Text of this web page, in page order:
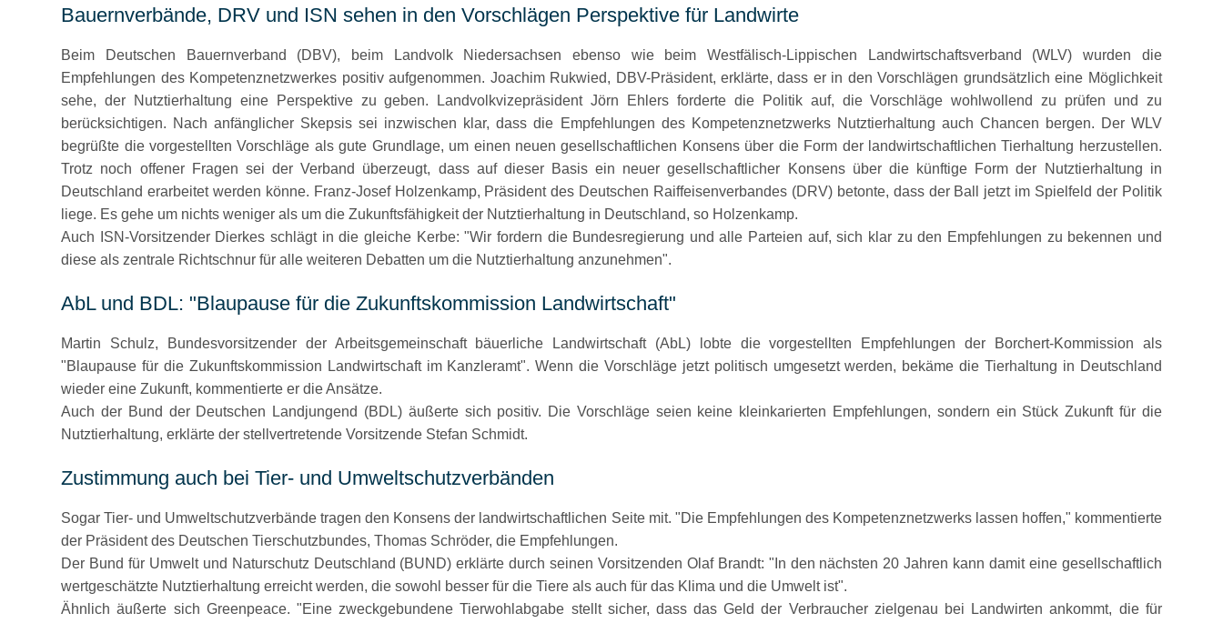
Bauernverbände, DRV und ISN sehen in den Vorschlägen Perspektive für Landwirte
Beim Deutschen Bauernverband (DBV), beim Landvolk Niedersachsen ebenso wie beim Westfälisch-Lippischen Landwirtschaftsverband (WLV) wurden die
Empfehlungen des Kompetenznetzwerkes positiv aufgenommen. Joachim Rukwied, DBV-Präsident, erklärte, dass er in den Vorschlägen grundsätzlich eine Möglichkeit
sehe, der Nutztierhaltung eine Perspektive zu geben. Landvolkvizepräsident Jörn Ehlers forderte die Politik auf, die Vorschläge wohlwollend zu prüfen und zu
berücksichtigen. Nach anfänglicher Skepsis sei inzwischen klar, dass die Empfehlungen des Kompetenznetzwerks Nutztierhaltung auch Chancen bergen. Der WLV
begrüßte die vorgestellten Vorschläge als gute Grundlage, um einen neuen gesellschaftlichen Konsens über die Form der landwirtschaftlichen Tierhaltung herzustellen.
Trotz noch offener Fragen sei der Verband überzeugt, dass auf dieser Basis ein neuer gesellschaftlicher Konsens über die künftige Form der Nutztierhaltung in
Deutschland erarbeitet werden könne. Franz-Josef Holzenkamp, Präsident des Deutschen Raiffeisenverbandes (DRV) betonte, dass der Ball jetzt im Spielfeld der Politik
liege. Es gehe um nichts weniger als um die Zukunftsfähigkeit der Nutztierhaltung in Deutschland, so Holzenkamp.
Auch ISN-Vorsitzender Dierkes schlägt in die gleiche Kerbe: Wir fordern die Bundesregierung und alle Parteien auf, sich klar zu den Empfehlungen zu bekennen und
diese als zentrale Richtschnur für alle weiteren Debatten um die Nutztierhaltung anzunehmen .
AbL und BDL: Blaupause für die Zukunftskommission Landwirtschaft
Martin Schulz, Bundesvorsitzender der Arbeitsgemeinschaft bäuerliche Landwirtschaft (AbL) lobte die vorgestellten Empfehlungen der Borchert-Kommission als
Blaupause für die Zukunftskommission Landwirtschaft im Kanzleramt . Wenn die Vorschläge jetzt politisch umgesetzt werden, bekäme die Tierhaltung in Deutschland
wieder eine Zukunft, kommentierte er die Ansätze.
Auch der Bund der Deutschen Landjungend (BDL) äußerte sich positiv. Die Vorschläge seien keine kleinkarierten Empfehlungen, sondern ein Stück Zukunft für die
Nutztierhaltung, erklärte der stellvertretende Vorsitzende Stefan Schmidt.
Zustimmung auch bei Tier- und Umweltschutzverbänden
Sogar Tier- und Umweltschutzverbände tragen den Konsens der landwirtschaftlichen Seite mit. Die Empfehlungen des Kompetenznetzwerks lassen hoffen,
kommentierte
der Präsident des Deutschen Tierschutzbundes, Thomas Schröder, die Empfehlungen.
Der Bund für Umwelt und Naturschutz Deutschland (BUND) erklärte durch seinen Vorsitzenden Olaf Brandt:
In den nächsten 20 Jahren kann damit eine gesellschaftlich
wertgeschätzte Nutztierhaltung erreicht werden, die sowohl besser für die Tiere als auch für das Klima und die Umwelt ist .
Ähnlich äußerte sich Greenpeace.
Eine zweckgebundene Tierwohlabgabe stellt sicher, dass das Geld der Verbraucher zielgenau bei Landwirten ankommt, die für